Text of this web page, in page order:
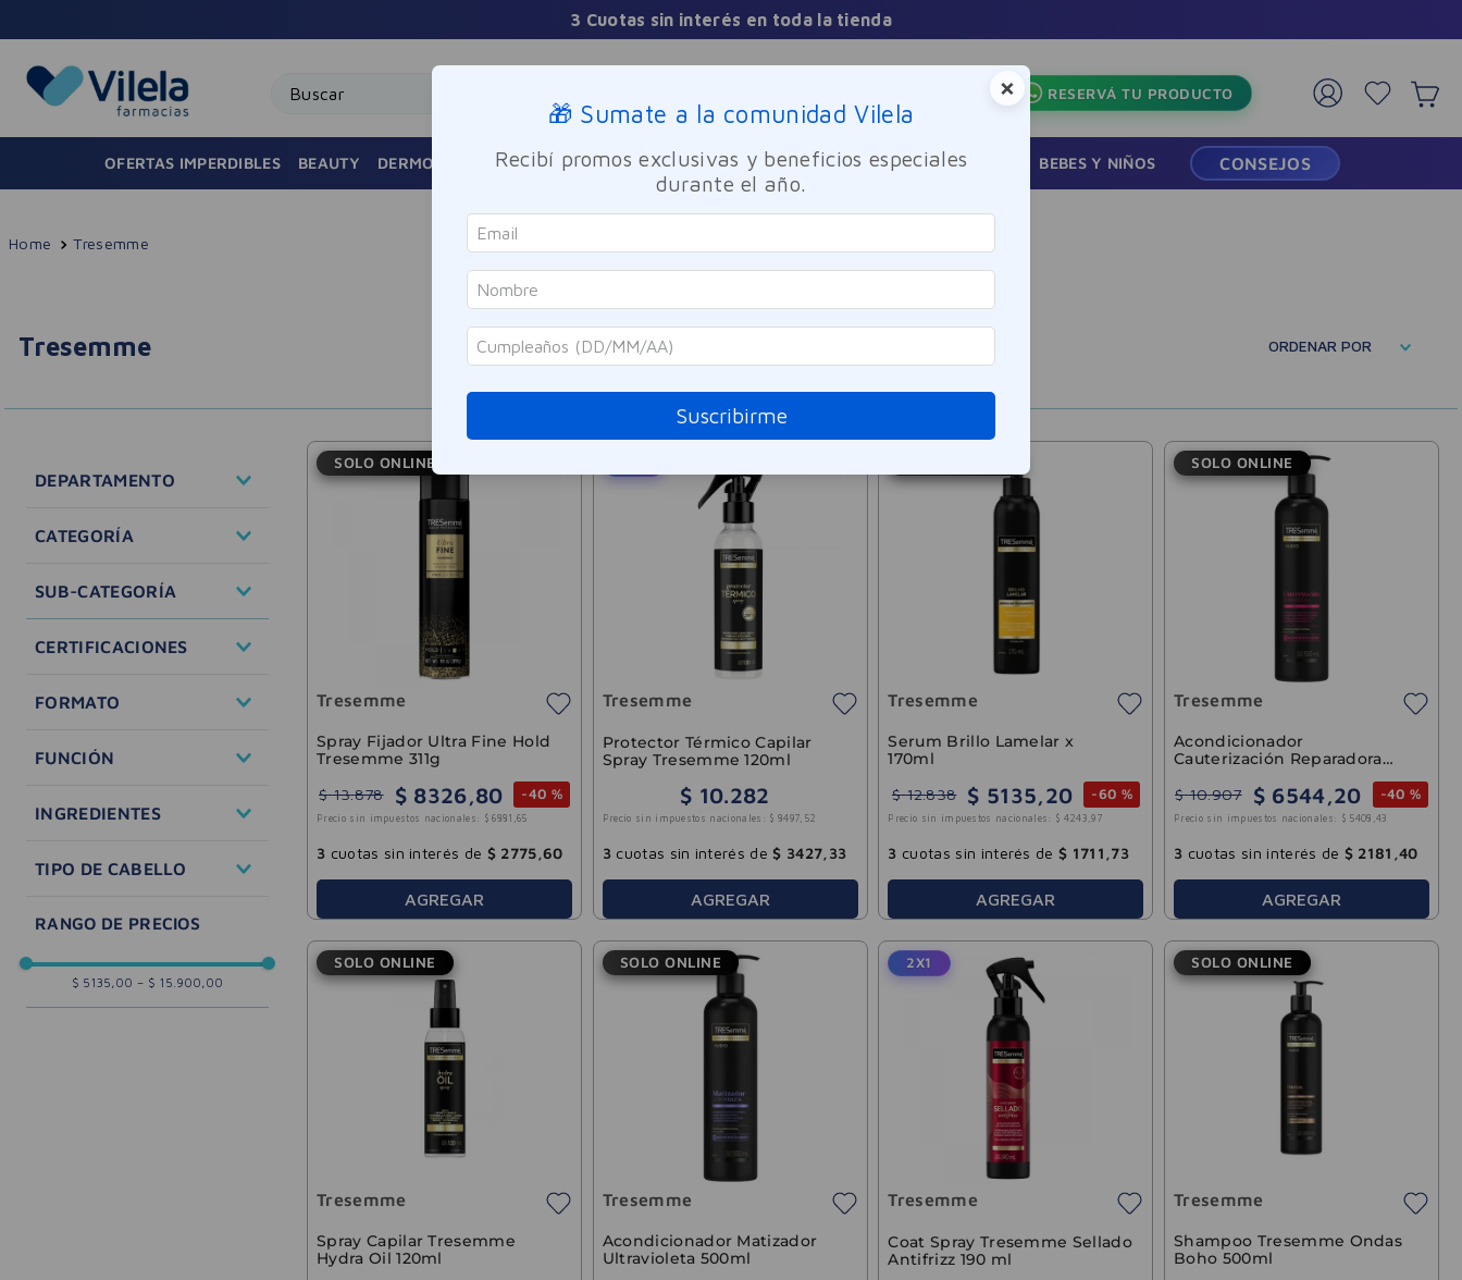
3 Cuotas sin interés en toda la tienda
RESERVÁ TU PRODUCTO
OFERTAS IMPERDIBLES BEAUTY DERMOCOSMÉTICA FRAGANCIAS CUIDADO PERSONAL BIENESTAR Y FARMACIA BEBES Y NIÑOS CONSEJOS
Tresemme
Tresemme 24PRODUCTOS ORDENAR POR
DEPARTAMENTO
CATEGORÍA
SUB-CATEGORÍA
Shampoo
Fijadores
CERTIFICACIONES
Testeado
FORMATO
Crema de tratamiento
Serum
FUNCIÓN
Control Frizz
Protección de color
Reparación intensiva
INGREDIENTES
Ácido hialurónico
Extractos naturales
TIPO DE CABELLO
Dañado
Ondulado
Opaco
Seco
$ 5135,00 – $ 15.900,00
SOLO ONLINE
Tresemme
Spray Fijador Ultra Fine Hold
Tresemme 311g
$ 13.878 $ 8326,80 -40 %
Precio sin impuestos nacionales: $ 6881 ,65
3 cuotas sin interés de $ 2775 60
AGREGAR
Tresemme
Protector Térmico Capilar
Spray Tresemme 120ml
$ 10.282
Precio sin impuestos nacionales: $ 8497 52
3 cuotas sin interés de $ 3427 33
AGREGAR
Tresemme
Serum Brillo Lamelar x
170ml
$ 12.838 $ 5135,20 -60 %
Precio sin impuestos nacionales: $ 4243 ,97
3 cuotas sin interés de $ 1711 73
AGREGAR
SOLO ONLINE
Tresemme
Acondicionador
Cauterización Reparadora
$ 10.907 $ 6544,20 -40 %
Precio sin impuestos nacionales: $ 5408 ,43
3 cuotas sin interés de $ 2181 ,40
AGREGAR
SOLO ONLINE
Tresemme
Spray Capilar Tresemme
Hydra Oil 120ml
SOLO ONLINE
Tresemme
Acondicionador Matizador
Ultravioleta 500ml
2X1
Tresemme
Coat Spray Tresemme Sellado
Antifrizz 190 ml
SOLO ONLINE
Tresemme
Shampoo Tresemme Ondas
Boho 500ml
×
🎁 Sumate a la comunidad Vilela
Recibí promos exclusivas y beneficios especiales
durante el año.
Suscribirme